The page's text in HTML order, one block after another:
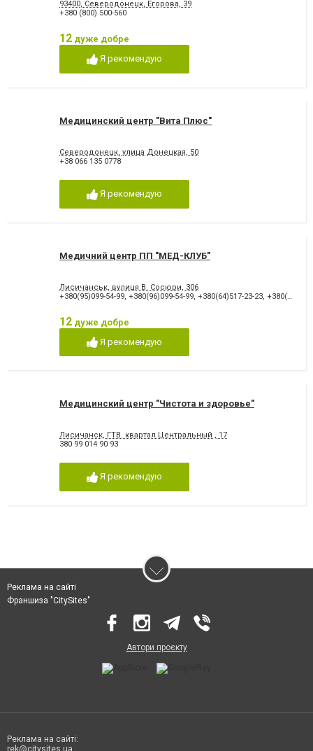
93400, Северодонецк, Егорова, 39
+380 (800) 500-560
12 дуже добре
Я рекомендую
Медицинский центр "Вита Плюс"
Северодонецк, улица Донецкая, 50
+38 066 135 0778
Я рекомендую
Медичний центр ПП "МЕД-КЛУБ"
Лисичанськ, вулиця В. Сосюри, 306
+380(95)099-54-99, +380(96)099-54-99, +380(64)517-23-23, +380(64)517-06-04
12 дуже добре
Я рекомендую
Медицинский центр "Чистота и здоровье"
Лисичанск, ГТВ. квартал Центральный , 17
380 99 014 90 93
Я рекомендую
Реклама на сайті
Франшиза "CitySites"
Автори проєкту
Реклама на сайті:
rek@citysites.ua